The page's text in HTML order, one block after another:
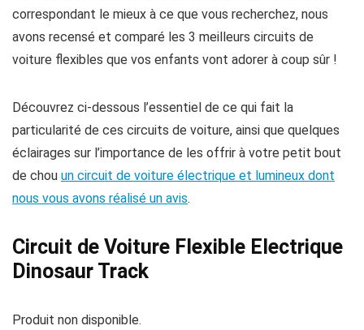
correspondant le mieux à ce que vous recherchez, nous
avons recensé et comparé les 3 meilleurs circuits de
voiture flexibles que vos enfants vont adorer à coup sûr !
Découvrez ci-dessous l’essentiel de ce qui fait la
particularité de ces circuits de voiture, ainsi que quelques
éclairages sur l’importance de les offrir à votre petit bout
de chou un circuit de voiture électrique et lumineux dont
nous vous avons réalisé un avis.
Circuit de Voiture Flexible Electrique
Dinosaur Track
Produit non disponible.